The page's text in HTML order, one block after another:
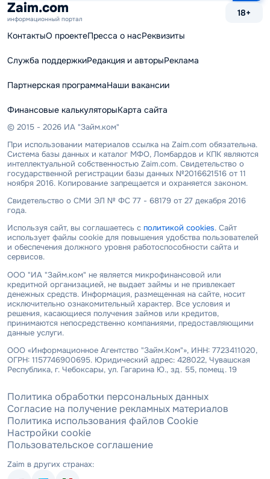
Zaim.com
информационный портал
18+
КонтактыО проектеПресса о насРеквизиты
Служба поддержкиРедакция и авторыРеклама
Партнерская программаНаши вакансии
Финансовые калькуляторыКарта сайта
© 2015 - 2026 ИА "Займ.ком"
При использовании материалов ссылка на Zaim.com обязательна.
Система базы данных и каталог МФО, Ломбардов и КПК являются
интеллектуальной собственностью Zaim.com. Свидетельство о
государственной регистрации базы данных №2016621516 от 11
ноября 2016. Копирование запрещается и охраняется законом.
Свидетельство о СМИ ЭЛ № ФС 77 - 68179 от 27 декабря 2016
года.
Используя сайт, вы соглашаетесь с политикой cookies. Сайт
использует файлы cookie для повышения удобства пользователей
и обеспечения должного уровня работоспособности сайта и
сервисов.
ООО "ИА "Займ.ком" не является микрофинансовой или
кредитной организацией, не выдает займы и не привлекает
денежных средств. Информация, размещенная на сайте, носит
исключительно ознакомительный характер. Все условия и
решения, касающиеся получения займов или кредитов,
принимаются непосредственно компаниями, предоставляющими
данные услуги.
ООО «Информационное Агентство "Займ.Ком"», ИНН: 7723411020,
ОГРН: 1157746900695. Юридический адрес: 428022, Чувашская
Республика, г. Чебоксары, ул. Гагарина Ю., зд. 55, помещ. 19
Политика обработки персональных данных
Согласие на получение рекламных материалов
Политика использования файлов Cookie
Настройки cookie
Пользовательское соглашение
Zaim в других странах: